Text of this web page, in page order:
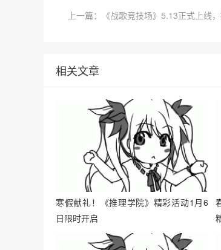
相关文章
寒假献礼！《推理学院》精彩活动1月6
日限时开启